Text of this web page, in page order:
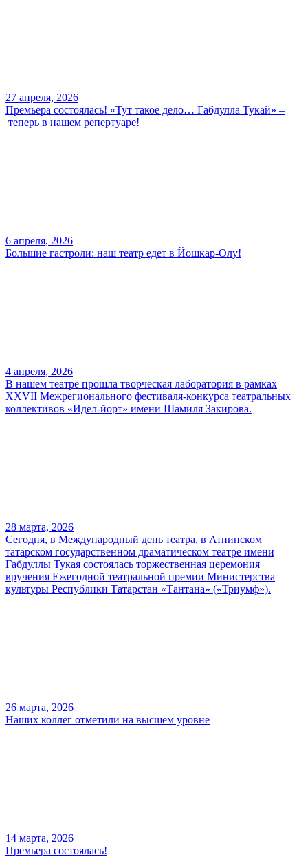
27 апреля, 2026
Премьера состоялась! «Тут такое дело… Габдулла Тукай» –
теперь в нашем репертуаре!
6 апреля, 2026
Большие гастроли: наш театр едет в Йошкар-Олу!
4 апреля, 2026
В нашем театре прошла творческая лаборатория в рамках
XXVII Межрегионального фестиваля-конкурса театральных
коллективов «Идел-йорт» имени Шамиля Закирова.
28 марта, 2026
Сегодня, в Международный день театра, в Атнинском
татарском государственном драматическом театре имени
Габдуллы Тукая состоялась торжественная церемония
вручения Ежегодной театральной премии Министерства
культуры Республики Татарстан «Тантана» («Триумф»).
26 марта, 2026
Наших коллег отметили на высшем уровне
14 марта, 2026
Премьера состоялась!